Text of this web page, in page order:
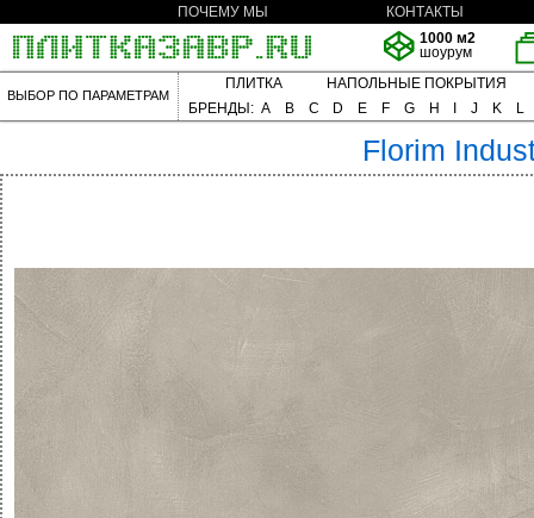
ПОЧЕМУ МЫ
КОНТАКТЫ
1000 м2
шоурум
ВЫБОР ПО ПАРАМЕТРАМ
ПЛИТКА
НАПОЛЬНЫЕ ПОКРЫТИЯ
БРЕНДЫ: A B C D E F G H J K L
Florim